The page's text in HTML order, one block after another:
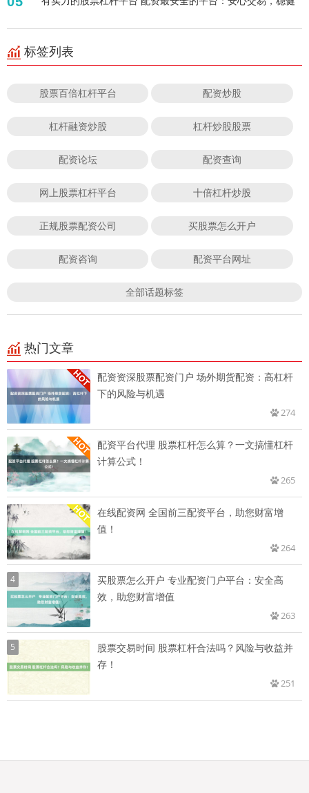
标签列表
股票百倍杠杆平台 配资炒股
杠杆融资炒股 杠杆炒股股票
配资论坛 配资查询
网上股票杠杆平台 十倍杠杆炒股
正规股票配资公司 买股票怎么开户
配资咨询 配资平台网址
全部话题标签
热门文章
配资资深股票配资门户 场外期货配资：高杠杆
下的风险与机遇
274
配资平台代理 股票杠杆怎么算？一文搞懂杠杆
计算公式！
265
在线配资网 全国前三配资平台，助您财富增
值！
264
4
买股票怎么开户 专业配资门户平台：安全高
效，助您财富增值
263
5
股票交易时间 股票杠杆合法吗？风险与收益并
存！
251